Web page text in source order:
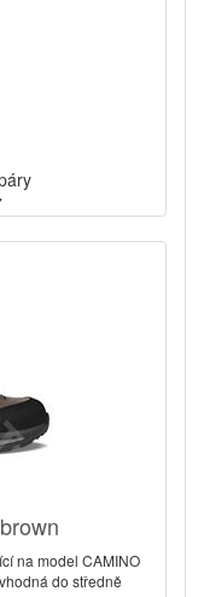
na model CAMINO
do středně